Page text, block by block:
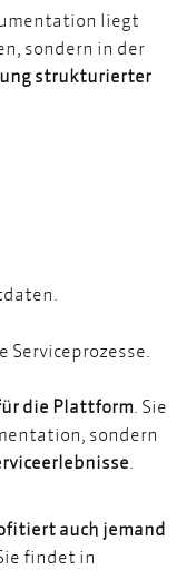
liegt
sondern in der
strukturierter
die Plattform . Sie
sondern
auch jemand
findet in